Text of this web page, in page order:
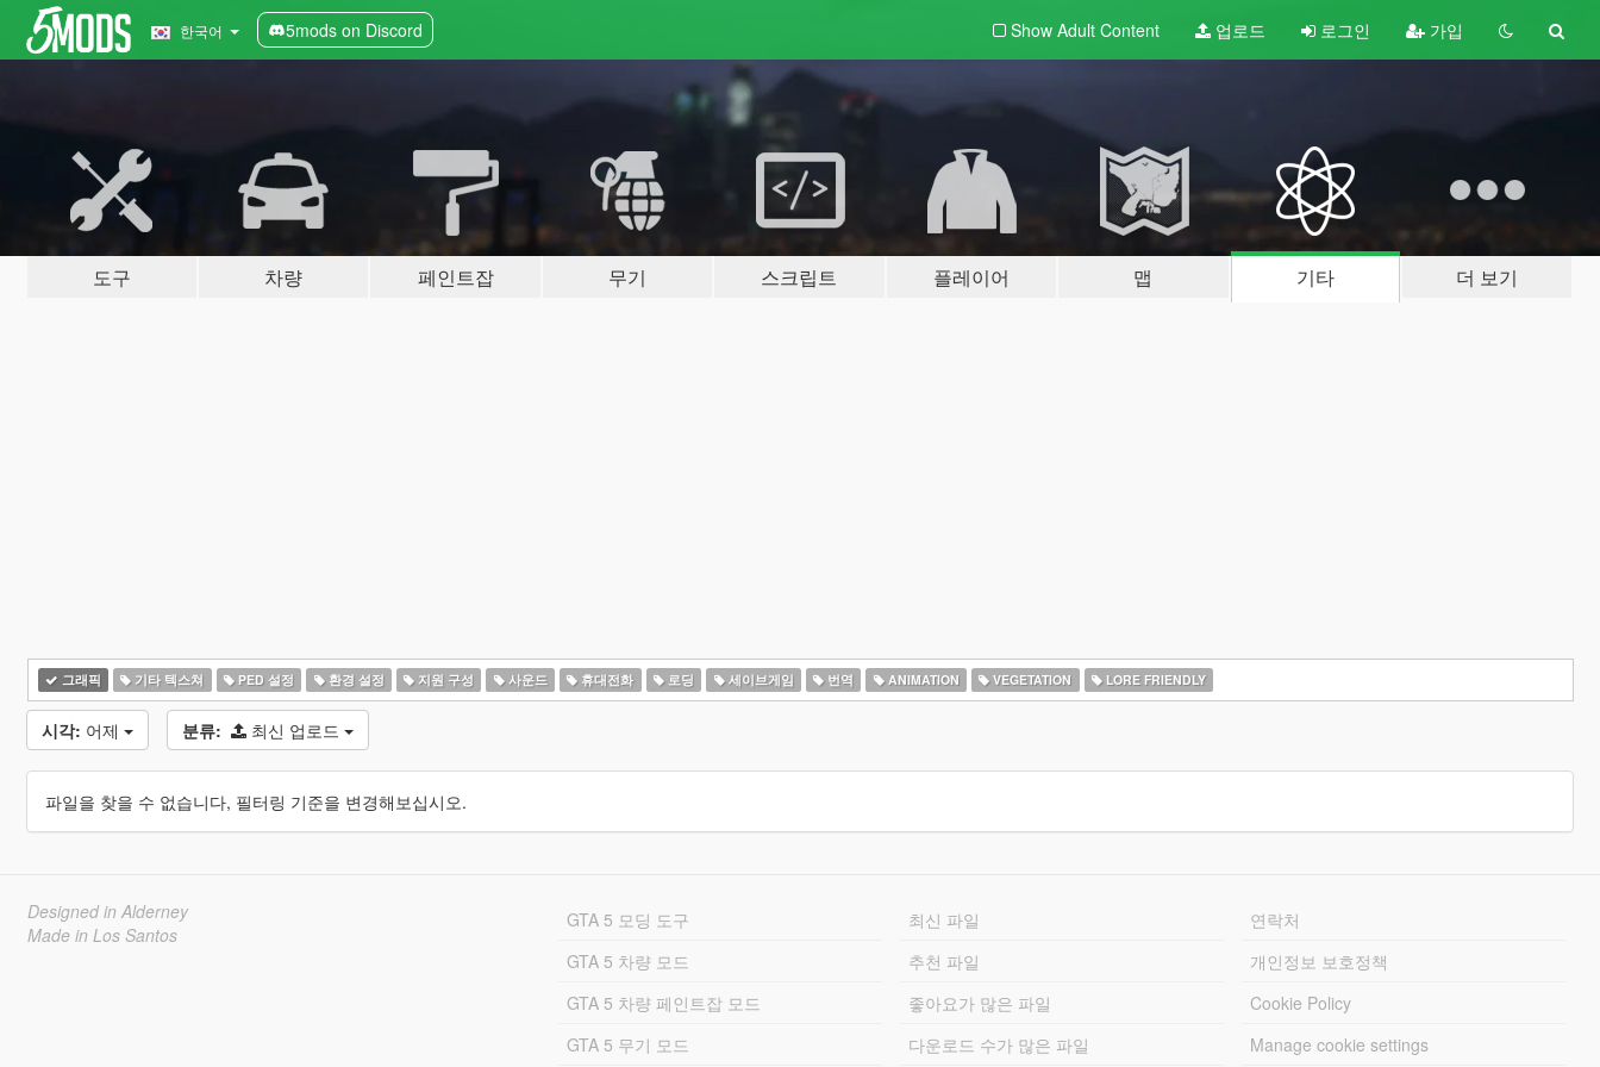
한국어 5mods on Discord Show Adult Content 업로드 로그인 가입
도구 차량 페인트잡 무기 스크립트 플레이어 맵 기타 더 보기
그래픽 기타 텍스쳐 PED 설정 환경 설정 지원 구성 사운드 휴대전화 로딩 세이브게임 번역 ANIMATION VEGETATION LORE FRIENDLY
시각: 어제 분류: 최신 업로드
파일을 찾을 수 없습니다, 필터링 기준을 변경해보십시오.
Designed in Alderney
Made in Los Santos
GTA 5 모딩 도구
GTA 5 차량 모드
GTA 5 차량 페인트잡 모드
GTA 5 무기 모드
최신 파일
추천 파일
좋아요가 많은 파일
다운로드 수가 많은 파일
연락처
개인정보 보호정책
Cookie Policy
Manage cookie settings